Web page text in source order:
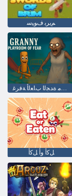
ﻢﻳﺮﺑ ﻑﻮﻴﺳ
ﻞﻛﺃ ﻭﺃ ﻞﻛﺃ